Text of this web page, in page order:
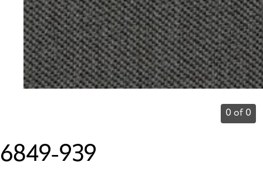
0 of 0
6849-939